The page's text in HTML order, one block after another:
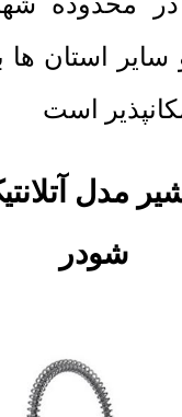
استان ها
است
مدل
شودر